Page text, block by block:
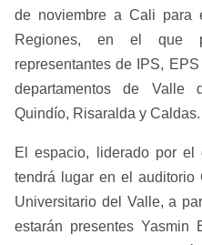
de noviembre a Cali para
Regiones, en el que
representantes de IPS,
departamentos de Valle
Quindío, Risaralda y Caldas.
El espacio, liderado por el
tendrá lugar en el auditorio
Universitario del Valle, a
estarán presentes Yasmin